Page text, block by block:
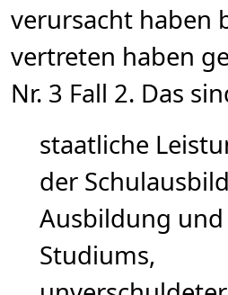
verursacht haben
vertreten haben
Nr. 3 Fall 2. Das
staatliche
der
Ausbildung und
Studiums,